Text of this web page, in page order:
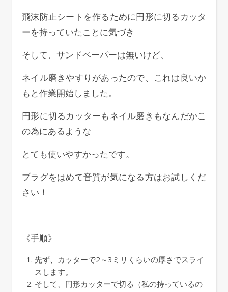
飛沫防止シートを作るために円形に切るカッタ
ーを持っていたことに気づき
そして、サンドペーパーは無いけど、
ネイル磨きやすりがあったので、これは良いか
もと作業開始しました。
円形に切るカッターもネイル磨きもなんだかこ
の為にあるような
とても使いやすかったです。
プラグをはめて音質が気になる方はお試しくだ
さい！
《手順》
先ず、カッターで2～3ミリくらいの厚さでスライ
スします。
そして、円形カッターで切る（私の持っているの